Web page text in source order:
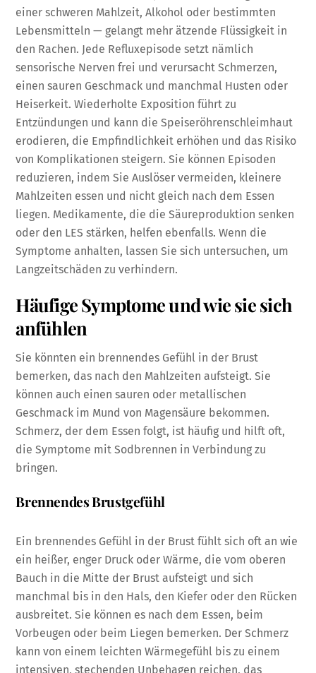
einer schweren Mahlzeit, Alkohol oder bestimmten
Lebensmitteln — gelangt mehr ätzende Flüssigkeit in
den Rachen. Jede Refluxepisode setzt nämlich
sensorische Nerven frei und verursacht Schmerzen,
einen sauren Geschmack und manchmal Husten oder
Heiserkeit. Wiederholte Exposition führt zu
Entzündungen und kann die Speiseröhrenschleimhaut
erodieren, die Empfindlichkeit erhöhen und das Risiko
von Komplikationen steigern. Sie können Episoden
reduzieren, indem Sie Auslöser vermeiden, kleinere
Mahlzeiten essen und nicht gleich nach dem Essen
liegen. Medikamente, die die Säureproduktion senken
oder den LES stärken, helfen ebenfalls. Wenn die
Symptome anhalten, lassen Sie sich untersuchen, um
Langzeitschäden zu verhindern.
Häufige Symptome und wie sie sich
anfühlen
Sie könnten ein brennendes Gefühl in der Brust
bemerken, das nach den Mahlzeiten aufsteigt. Sie
können auch einen sauren oder metallischen
Geschmack im Mund von Magensäure bekommen.
Schmerz, der dem Essen folgt, ist häufig und hilft oft,
die Symptome mit Sodbrennen in Verbindung zu
bringen.
Brennendes Brustgefühl
Ein brennendes Gefühl in der Brust fühlt sich oft an wie
ein heißer, enger Druck oder Wärme, die vom oberen
Bauch in die Mitte der Brust aufsteigt und sich
manchmal bis in den Hals, den Kiefer oder den Rücken
ausbreitet. Sie können es nach dem Essen, beim
Vorbeugen oder beim Liegen bemerken. Der Schmerz
kann von einem leichten Wärmegefühl bis zu einem
intensiven, stechenden Unbehagen reichen, das